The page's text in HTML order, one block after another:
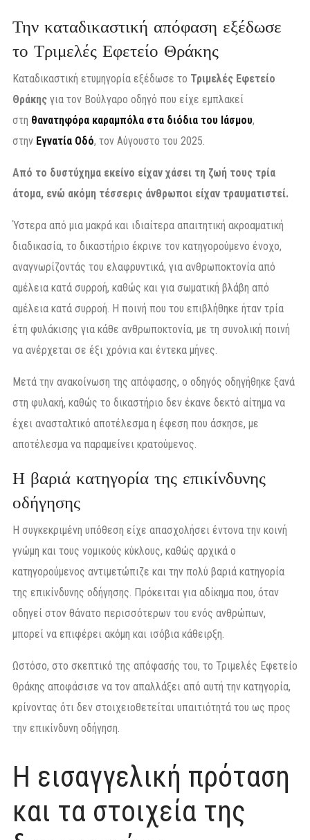
Την καταδικαστική απόφαση εξέδωσε
το Τριμελές Εφετείο Θράκης
Καταδικαστική ετυμηγορία εξέδωσε το Τριμελές Εφετείο
Θράκης για τον Βούλγαρο οδηγό που είχε εμπλακεί
στη θανατηφόρα καραμπόλα στα διόδια του Ιάσμου,
στην Εγνατία Οδό, τον Αύγουστο του 2025.
Από το δυστύχημα εκείνο είχαν χάσει τη ζωή τους τρία
άτομα, ενώ ακόμη τέσσερις άνθρωποι είχαν τραυματιστεί.
Ύστερα από μια μακρά και ιδιαίτερα απαιτητική ακροαματική
διαδικασία, το δικαστήριο έκρινε τον κατηγορούμενο ένοχο,
αναγνωρίζοντάς του ελαφρυντικά, για ανθρωποκτονία από
αμέλεια κατά συρροή, καθώς και για σωματική βλάβη από
αμέλεια κατά συρροή. Η ποινή που του επιβλήθηκε ήταν τρία
έτη φυλάκισης για κάθε ανθρωποκτονία, με τη συνολική ποινή
να ανέρχεται σε έξι χρόνια και έντεκα μήνες.
Μετά την ανακοίνωση της απόφασης, ο οδηγός οδηγήθηκε ξανά
στη φυλακή, καθώς το δικαστήριο δεν έκανε δεκτό αίτημα να
έχει ανασταλτικό αποτέλεσμα η έφεση που άσκησε, με
αποτέλεσμα να παραμείνει κρατούμενος.
Η βαριά κατηγορία της επικίνδυνης
οδήγησης
Η συγκεκριμένη υπόθεση είχε απασχολήσει έντονα την κοινή
γνώμη και τους νομικούς κύκλους, καθώς αρχικά ο
κατηγορούμενος αντιμετώπιζε και την πολύ βαριά κατηγορία
της επικίνδυνης οδήγησης. Πρόκειται για αδίκημα που, όταν
οδηγεί στον θάνατο περισσότερων του ενός ανθρώπων,
μπορεί να επιφέρει ακόμη και ισόβια κάθειρξη.
Ωστόσο, στο σκεπτικό της απόφασής του, το Τριμελές Εφετείο
Θράκης αποφάσισε να τον απαλλάξει από αυτή την κατηγορία,
κρίνοντας ότι δεν στοιχειοθετείται υπαιτιότητά του ως προς
την επικίνδυνη οδήγηση.
Η εισαγγελική πρόταση
και τα στοιχεία της